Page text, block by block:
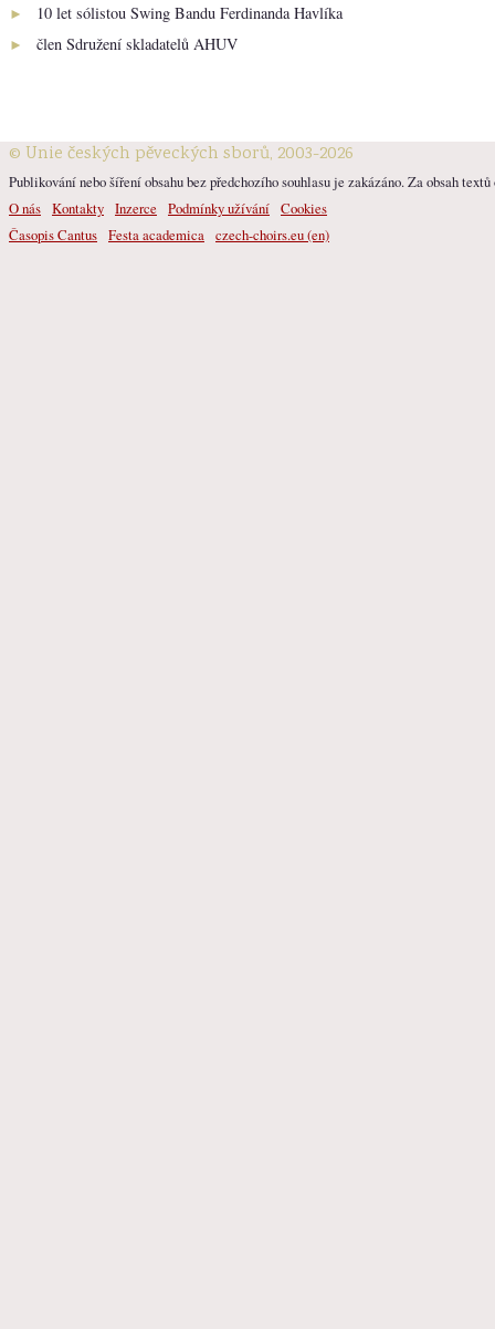
► 10 let sólistou Swing Bandu Ferdinanda Havlíka
► člen Sdružení skladatelů AHUV
© Unie českých pěveckých sborů, 2003-2026
Publikování nebo šíření obsahu bez předchozího souhlasu je zakázáno. Za obsah
O nás Kontakty Inzerce Podmínky užívání Cookies
Časopis Cantus Festa academica czech-choirs.eu (en)